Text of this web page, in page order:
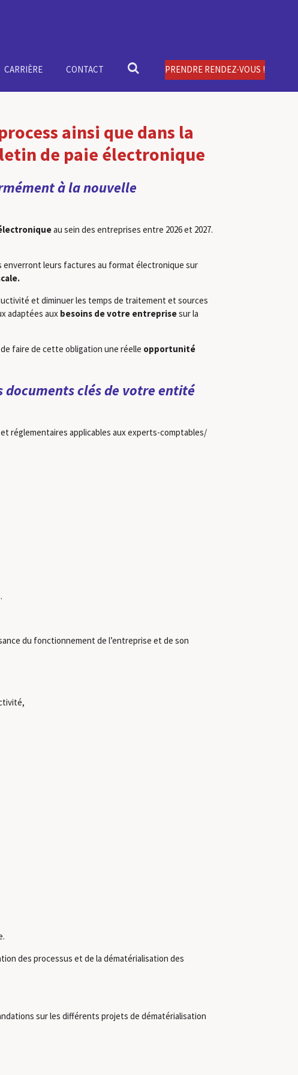
CARRIÈRE CONTACT PRENDRE RENDEZ-VOUS !
ainsi que dans la
de paie électronique
à la nouvelle
au sein des entreprises entre 2026 et 2027.
enverront leurs factures au format électronique sur
et diminuer les temps de traitement et sources
adaptées aux besoins de votre entreprisesur la
faire de cette obligation une réelle opportunité
clés de votre entité
réglementaires applicables aux experts-comptables/
du fonctionnement de l’entreprise et de son
des processus et de la dématérialisation des
sur les différents projets de dématérialisation